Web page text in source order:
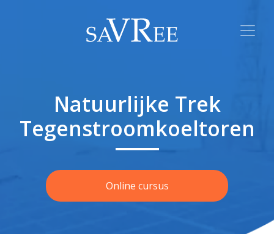
Natuurlijke Trek
Tegenstroomkoeltoren
Online cursus